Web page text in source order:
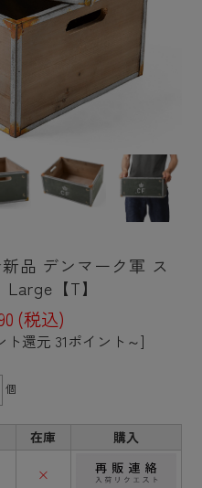
品 デンマーク軍 ス
【T】
(税込)
ト還元 31ポイント～]
個
在庫 購入
×